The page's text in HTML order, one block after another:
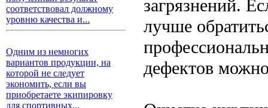
соответствовал должному
уровню качества и...
Одним из немногих
вариантов продукции, на
которой не следует
экономить, если вы
приобретаете экипировку
для спортивных...
загрязнений.
лучше
дефектов